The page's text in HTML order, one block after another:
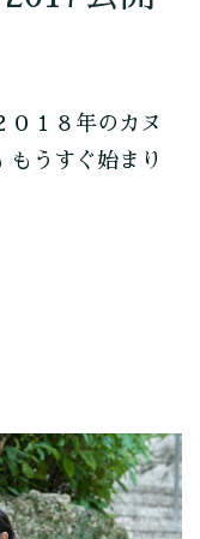
０１８年のカヌ
もうすぐ始まり